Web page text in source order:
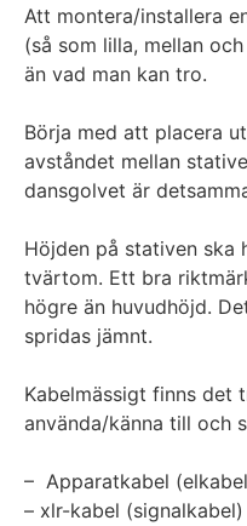
Att montera/installera
(så som lilla, mellan
än vad man kan tro.
Börja med att placera
avståndet mellan
dansgolvet är
Höjden på stativen ska
tvärtom. Ett bra
högre än huvudhöjd.
spridas jämnt.
Kabelmässigt finns det
använda/känna till och
– Apparatkabel
– xlr-kabel (signalkabel)